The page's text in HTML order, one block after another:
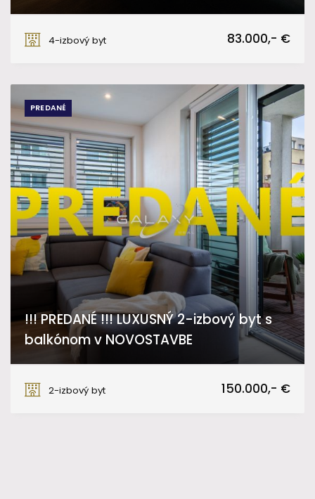
4-izbový byt
83.000,- €
PREDANÉ
!!! PREDANÉ !!! LUXUSNÝ 2-izbový byt s
balkónom v NOVOSTAVBE
2-izbový byt
150.000,- €